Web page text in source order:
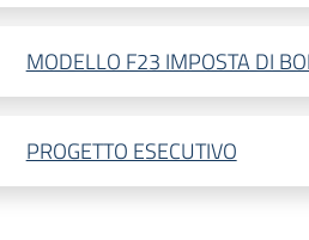
MODELLO F23 IMPOSTA DI
PROGETTO ESECUTIVO